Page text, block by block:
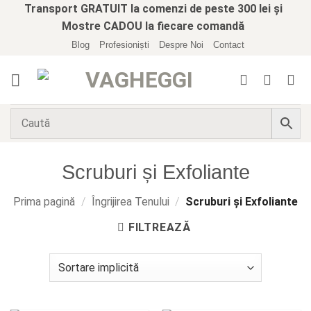
Transport GRATUIT la comenzi de peste 300 lei și
Mostre CADOU la fiecare comandă
Blog Profesioniști Despre Noi Contact
Scruburi și Exfoliante
Prima pagină / Îngrijirea Tenului / Scruburi și Exfoliante
FILTREAZĂ